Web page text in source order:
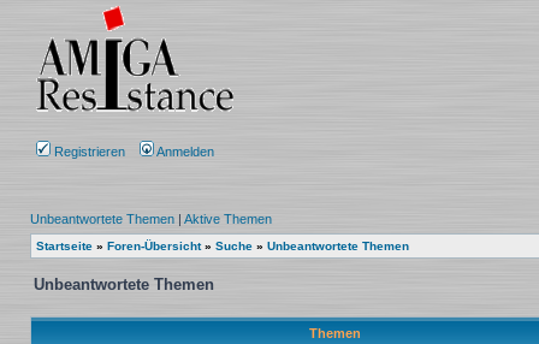
Registrieren Anmelden
Unbeantwortete Themen | Aktive Themen
Startseite » Foren-Übersicht» Suche » Unbeantwortete Themen
Unbeantwortete Themen
Themen